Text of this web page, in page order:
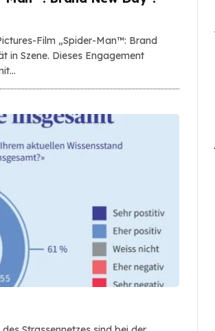
Film „Spider-Man™: Brand
in Szene. Dieses Engagement